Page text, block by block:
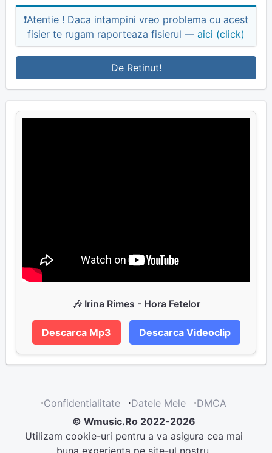
❗Atentie ! Daca intampini vreo problema cu acest
fisier te rugam raporteaza fisierul — aici (click)
De Retinut!
🎶 Irina Rimes - Hora Fetelor
Descarca Mp3 Descarca Videoclip
⋅Confidentialitate ⋅Datele Mele ⋅DMCA
© Wmusic.Ro 2022-2026
Utilizam cookie-uri pentru a va asigura cea mai
buna experienta pe site-ul nostru.